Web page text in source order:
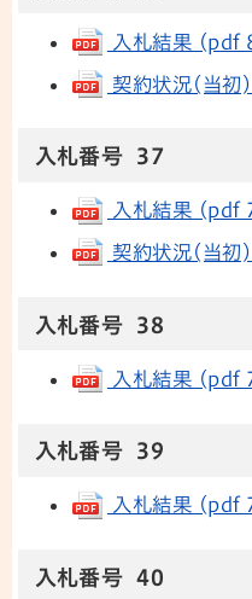
入札結果 (pdf
契約状況(当
入札番号 37
入札結果 (pdf
契約状況(当
入札番号 38
入札結果 (pdf
入札番号 39
入札結果 (pdf
入札番号 40